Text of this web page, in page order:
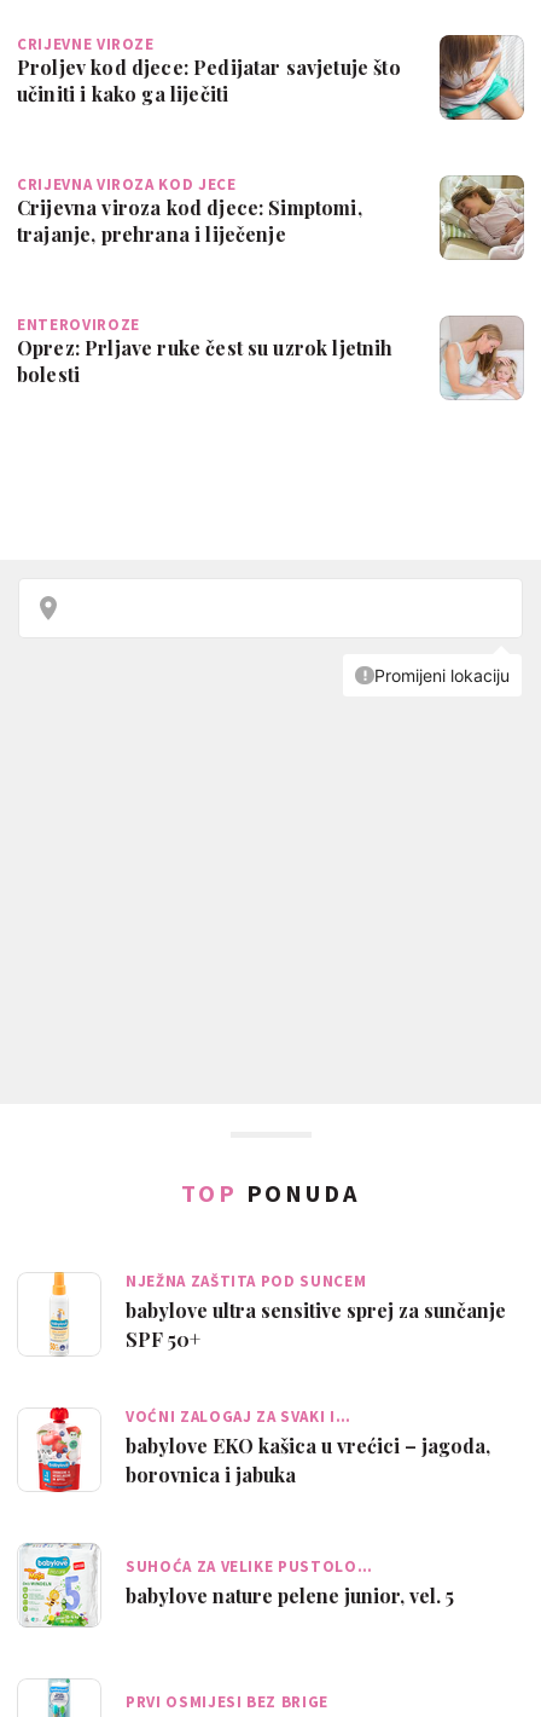
CRIJEVNE VIROZE
Proljev kod djece: Pedijatar savjetuje što
učiniti i kako ga liječiti
CRIJEVNA VIROZA KOD JECE
Crijevna viroza kod djece: Simptomi,
trajanje, prehrana i liječenje
ENTEROVIROZE
Oprez: Prljave ruke čest su uzrok ljetnih
bolesti
TOP PONUDA
NJEŽNA ZAŠTITA POD SUNCEM
babylove ultra sensitive sprej za sunčanje
SPF 50+
VOĆNI ZALOGAJ ZA SVAKI I…
babylove EKO kašica u vrećici – jagoda,
borovnica i jabuka
SUHOĆA ZA VELIKE PUSTOLO…
babylove nature pelene junior, vel. 5
PRVI OSMIJESI BEZ BRIGE